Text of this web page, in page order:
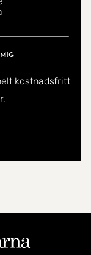
kostnadsfritt